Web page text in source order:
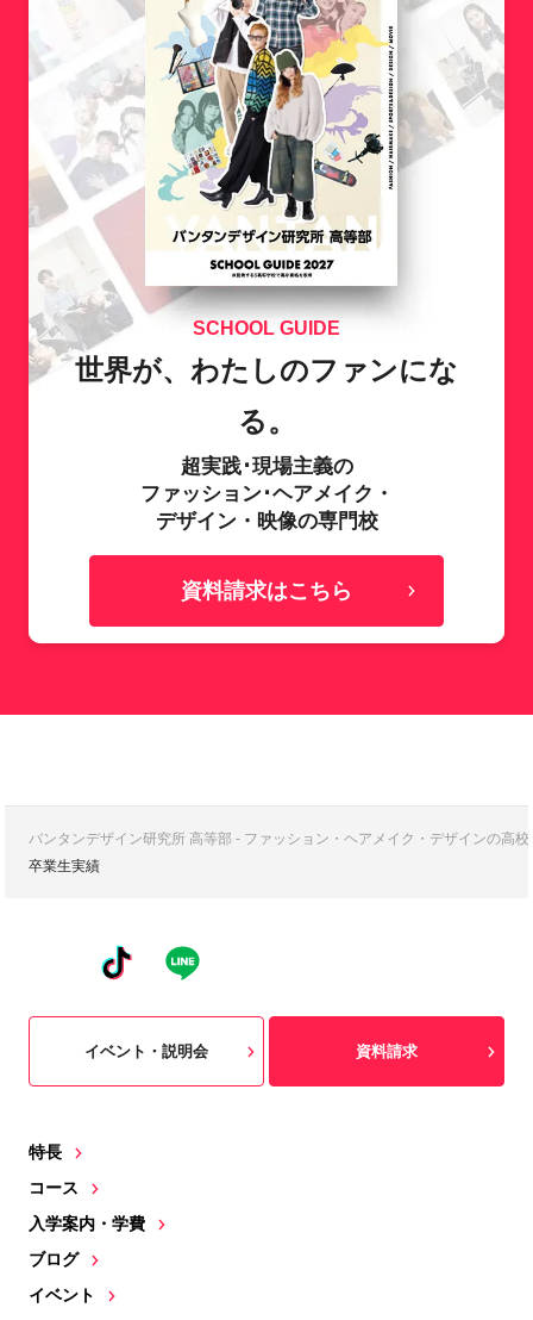
SCHOOL GUIDE
世界が、わたしのファンにな
る。
超実践･現場主義の
ファッション･ヘアメイク・
デザイン・映像の専門校
資料請求はこちら
バンタンデザイン研究所 高等部 - ファッション・ヘアメイク・デザインの高
卒業生実績
特長
コース
入学案内・学費
ブログ
イベント
イベント・説明会 資料請求